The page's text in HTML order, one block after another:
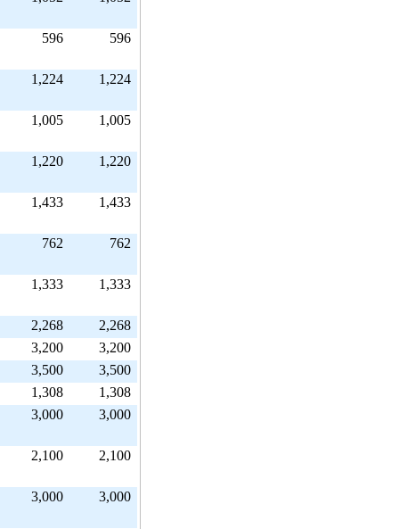
596 596
1,224 1,224
1,005 1,005
1,220 1,220
1,433 1,433
762 762
1,333 1,333
2,268
2,268
3,200
3,200
3,500
3,500
1,308
1,308
3,000
3,000
2,100 2,100
3,000 3,000